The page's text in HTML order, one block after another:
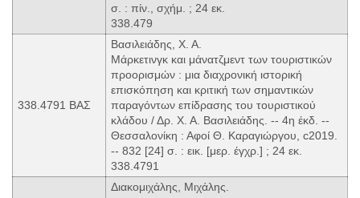
σ. : πίν., σχήμ. ; 24 εκ.
338.479
338.4791 ΒΑΣ
Βασιλειάδης, Χ. Α.
Μάρκετινγκ και μάνατζμεντ των τουριστικών
προορισμών : μια διαχρονική ιστορική
επισκόπηση και κριτική των σημαντικών
παραγόντων επίδρασης του τουριστικού
κλάδου / Δρ. Χ. Α. Βασιλειάδης. -- 4η έκδ. --
Θεσσαλονίκη : Αφοί Θ. Καραγιώργου, c2019.
-- 832 [24] σ. : εικ. [μερ. έγχρ.] ; 24 εκ.
338.4791
Διακομιχάλης, Μιχάλης.